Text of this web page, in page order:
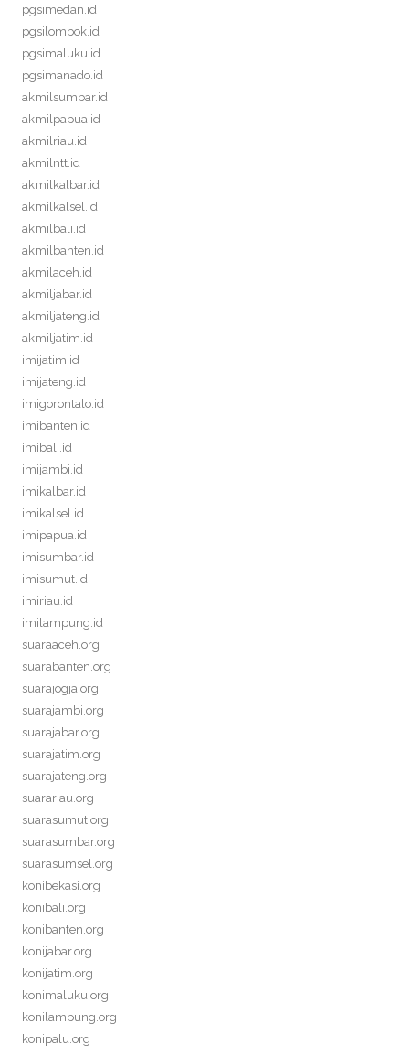
pgsimedan.id
pgsilombok.id
pgsimaluku.id
pgsimanado.id
akmilsumbar.id
akmilpapua.id
akmilriau.id
akmilntt.id
akmilkalbar.id
akmilkalsel.id
akmilbali.id
akmilbanten.id
akmilaceh.id
akmiljabar.id
akmiljateng.id
akmiljatim.id
imijatim.id
imijateng.id
imigorontalo.id
imibanten.id
imibali.id
imijambi.id
imikalbar.id
imikalsel.id
imipapua.id
imisumbar.id
imisumut.id
imiriau.id
imilampung.id
suaraaceh.org
suarabanten.org
suarajogja.org
suarajambi.org
suarajabar.org
suarajatim.org
suarajateng.org
suarariau.org
suarasumut.org
suarasumbar.org
suarasumsel.org
konibekasi.org
konibali.org
konibanten.org
konijabar.org
konijatim.org
konimaluku.org
konilampung.org
konipalu.org